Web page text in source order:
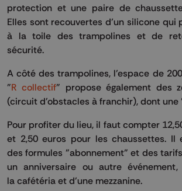
protection et une paire de
Elles sont recouvertes d’un silicone qui
à la toile des trampolines et de
sécurité.
A côté des trampolines, l'espace de
"R collectif" propose également des
(circuit d'obstacles à franchir), dont une
Pour profiter du lieu, il faut compter
et 2,50 euros pour les chaussettes. Il
des formules "abonnement" et des
un anniversaire ou autre
la cafétéria et d'une mezzanine.